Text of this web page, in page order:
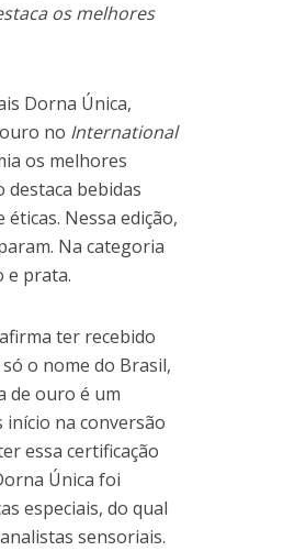
os melhores
Dorna Única,
no International
os melhores
destaca bebidas
Nessa edição,
Na categoria
e prata.
ter recebido
o nome do Brasil,
de ouro é um
início na conversão
essa certificação
Única foi
especiais, do qual
sensoriais.